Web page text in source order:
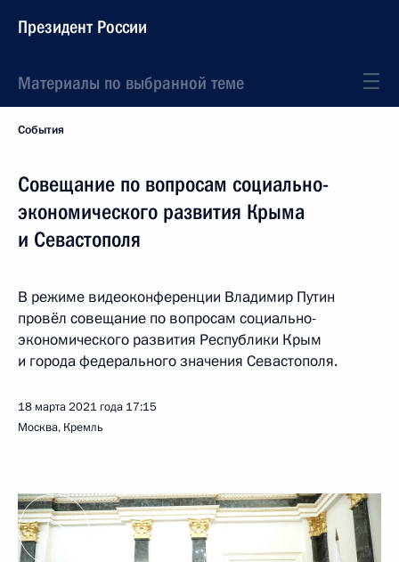
Президент России
Материалы по выбранной теме
События
Совещание по вопросам социально-
экономического развития Крыма
и Севастополя
В режиме видеоконференции Владимир Путин
провёл совещание по вопросам социально-
экономического развития Республики Крым
и города федерального значения Севастополя.
18 марта 2021 года 17:15
Москва, Кремль